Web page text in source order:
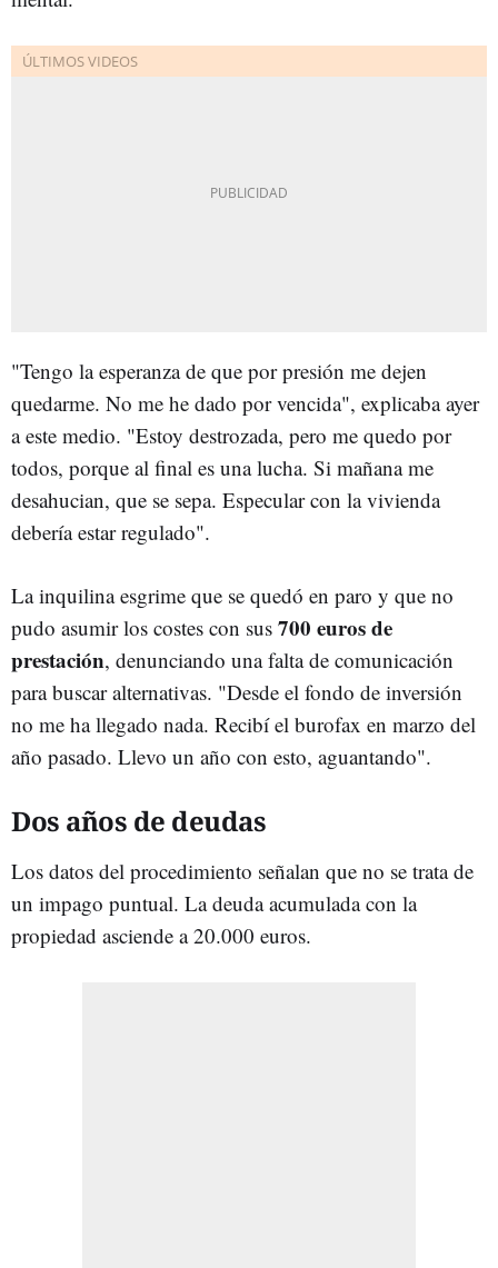
"Tengo la esperanza de que por presión me dejen
quedarme. No me he dado por vencida", explicaba ayer
a este medio. "Estoy destrozada, pero me quedo por
todos, porque al final es una lucha. Si mañana me
desahucian, que se sepa. Especular con la vivienda
debería estar regulado".
La inquilina esgrime que se quedó en paro y que no
pudo asumir los costes con sus 700 euros de
prestación, denunciando una falta de comunicación
para buscar alternativas. "Desde el fondo de inversión
no me ha llegado nada. Recibí el burofax en marzo del
año pasado. Llevo un año con esto, aguantando".
Dos años de deudas
Los datos del procedimiento señalan que no se trata de
un impago puntual. La deuda acumulada con la
propiedad asciende a 20.000 euros.